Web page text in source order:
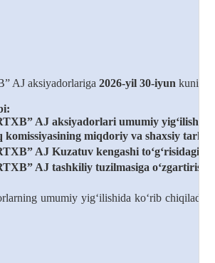
AJ aksiyadorlariga 2026-yil 30-iyun kuni
:
AJ aksiyadorlari umumiy yig‘ilishi
komissiyasining miqdoriy va shaxsiy
AJ Kuzatuv kengashi to‘g‘risidagi
AJ tashkiliy tuzilmasiga
umumiy yig‘ilishida ko‘rib